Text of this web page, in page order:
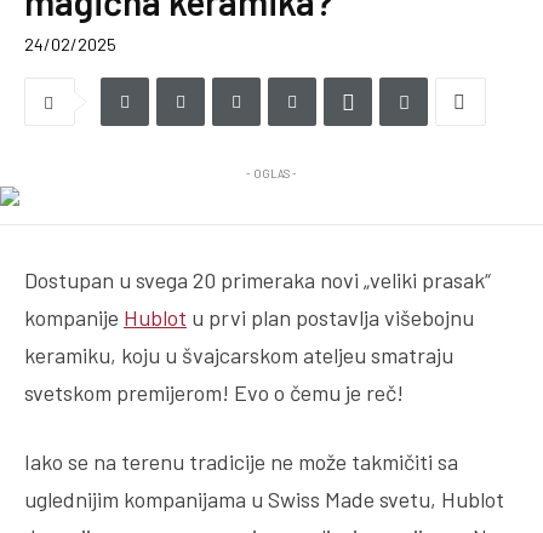
24/02/2025
- OGLAS -
Dostupan u svega 20 primeraka novi „veliki prasak“
kompanije Hublot u prvi plan postavlja višebojnu
keramiku, koju u švajcarskom ateljeu smatraju
svetskom premijerom! Evo o čemu je reč!
Iako se na terenu tradicije ne može takmičiti sa
uglednijim kompanijama u Swiss Made svetu, Hublot